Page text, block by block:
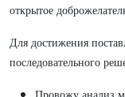
открытое
Для достижения
последовательного